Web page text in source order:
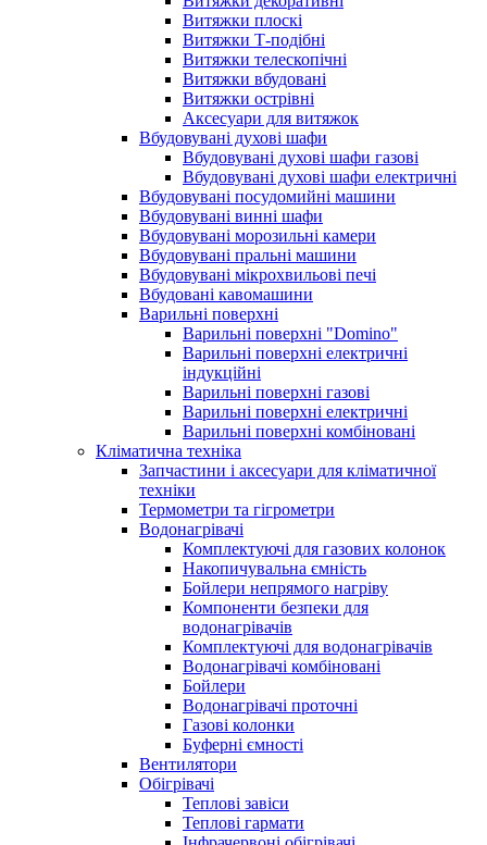
Витяжки плоскі
Витяжки Т-подібні
Витяжки телескопічні
Витяжки вбудовані
Витяжки острівні
Аксесуари для витяжок
Вбудовувані духові шафи
Вбудовувані духові шафи газові
Вбудовувані духові шафи електричні
Вбудовувані посудомийні машини
Вбудовувані винні шафи
Вбудовувані морозильні камери
Вбудовувані пральні машини
Вбудовувані мікрохвильові печі
Вбудовані кавомашини
Варильні поверхні
Варильні поверхні "Domino"
Варильні поверхні електричні
індукційні
Варильні поверхні газові
Варильні поверхні електричні
Варильні поверхні комбіновані
Кліматична техніка
Запчастини і аксесуари для кліматичної
техніки
Термометри та гігрометри
Водонагрівачі
Комплектуючі для газових колонок
Накопичувальна ємність
Бойлери непрямого нагріву
Компоненти безпеки для
водонагрівачів
Комплектуючі для водонагрівачів
Водонагрівачі комбіновані
Бойлери
Водонагрівачі проточні
Газові колонки
Буферні ємності
Вентилятори
Обігрівачі
Теплові завіси
Теплові гармати